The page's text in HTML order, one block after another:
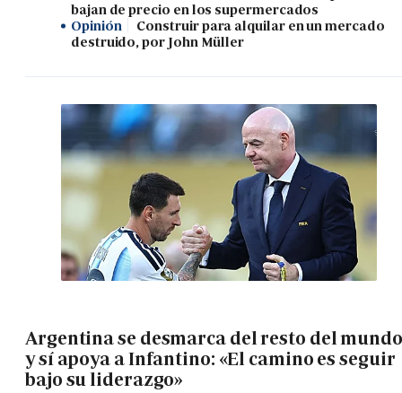
bajan de precio en los supermercados
Opinión
Construir para alquilar en un mercado
destruido, por John Müller
Argentina se desmarca del resto del mundo
y sí apoya a Infantino: «El camino es seguir
bajo su liderazgo»